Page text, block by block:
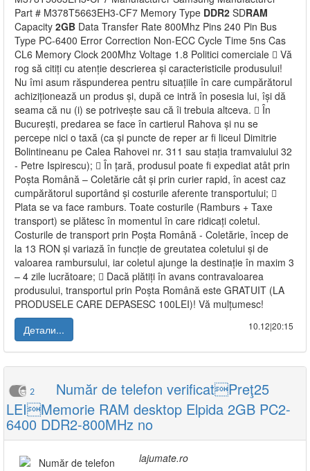
Part # M378T5663EH3-CF7 Memory Type DDR2 SDRAM
Capacity 2GB Data Transfer Rate 800Mhz Pins 240 Pin Bus
Type PC-6400 Error Correction Non-ECC Cycle Time 5ns Cas
CL6 Memory Clock 200Mhz Voltage 1.8 Politici comerciale  Vă
rog să citiți cu atenție descrierea și caracteristicile produsului!
Nu îmi asum răspunderea pentru situațiile în care cumpărătorul
achiziționează un produs și, după ce intră în posesia lui, își dă
seama că nu (i) se potrivește sau că îi trebuia altceva.  În
București, predarea se face în cartierul Rahova și nu se
percepe nici o taxă (ca și puncte de reper ar fi liceul Dimitrie
Bolintineanu pe Calea Rahovei nr. 311 sau stația tramvaiului 32
- Petre Ispirescu);  În țară, produsul poate fi expediat atât prin
Poșta Română – Coletărie cât și prin curier rapid, în acest caz
cumpărătorul suportând și costurile aferente transportului; 
Plata se va face ramburs. Toate costurile (Ramburs + Taxe
transport) se plătesc în momentul în care ridicați coletul.
Costurile de transport prin Poșta Română - Coletărie, încep de
la 13 RON și variază în funcție de greutatea coletului și de
valoarea rambursului, iar coletul ajunge la destinație în maxim 3
– 4 zile lucrătoare;  Dacă plătiți în avans contravaloarea
produsului, transportul prin Poșta Română este GRATUIT (LA
PRODUSELE CARE DEPASESC 100LEI)! Vă mulțumesc!
Детали...
10.12|20:15
2
Număr de telefon verificatPreţ25
LEIMemorie RAM desktop Elpida 2GB PC2-
6400 DDR2-800MHz no
lajumate.ro